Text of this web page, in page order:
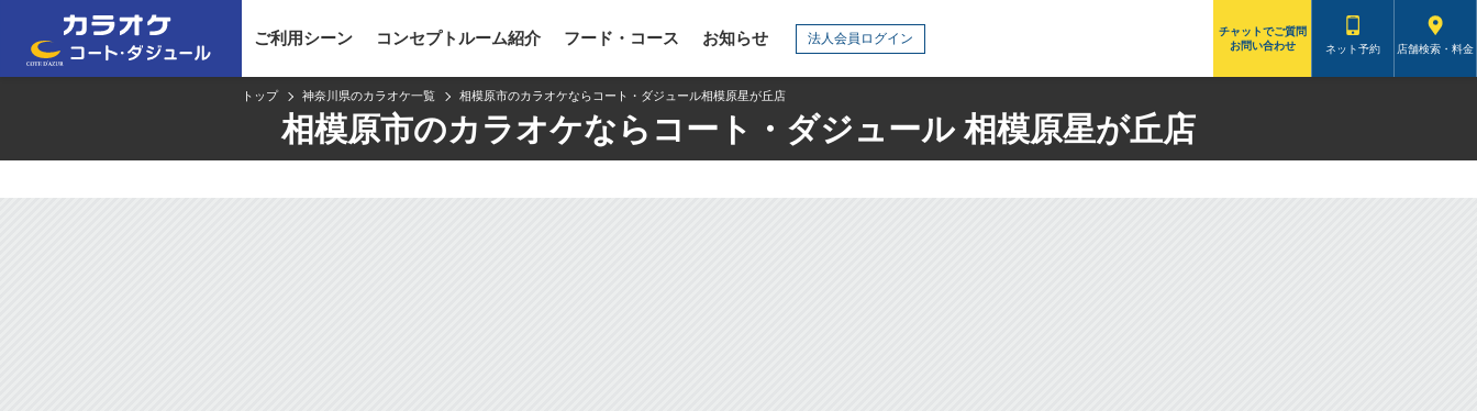
ご利用シーン コンセプトルーム紹介 フード・コース お知らせ 法人会員ログイン
チャットでご質問
お問い合わせ
ネット予約 店舗検索・料金
トップ 神奈川県のカラオケ一覧 相模原市のカラオケならコート・ダジュール相模原星が丘店
相模原市のカラオケならコート・ダジュール 相模原星が丘店